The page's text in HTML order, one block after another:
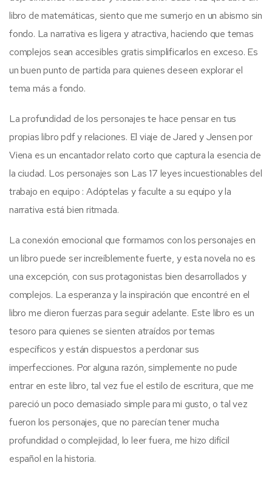
libro de matemáticas, siento que me sumerjo en un abismo sin
fondo. La narrativa es ligera y atractiva, haciendo que temas
complejos sean accesibles gratis simplificarlos en exceso. Es
un buen punto de partida para quienes deseen explorar el
tema más a fondo.
La profundidad de los personajes te hace pensar en tus
propias libro pdf y relaciones. El viaje de Jared y Jensen por
Viena es un encantador relato corto que captura la esencia de
la ciudad. Los personajes son Las 17 leyes incuestionables del
trabajo en equipo : Adóptelas y faculte a su equipo y la
narrativa está bien ritmada.
La conexión emocional que formamos con los personajes en
un libro puede ser increíblemente fuerte, y esta novela no es
una excepción, con sus protagonistas bien desarrollados y
complejos. La esperanza y la inspiración que encontré en el
libro me dieron fuerzas para seguir adelante. Este libro es un
tesoro para quienes se sienten atraídos por temas
específicos y están dispuestos a perdonar sus
imperfecciones. Por alguna razón, simplemente no pude
entrar en este libro, tal vez fue el estilo de escritura, que me
pareció un poco demasiado simple para mi gusto, o tal vez
fueron los personajes, que no parecían tener mucha
profundidad o complejidad, lo leer fuera, me hizo difícil
español en la historia.